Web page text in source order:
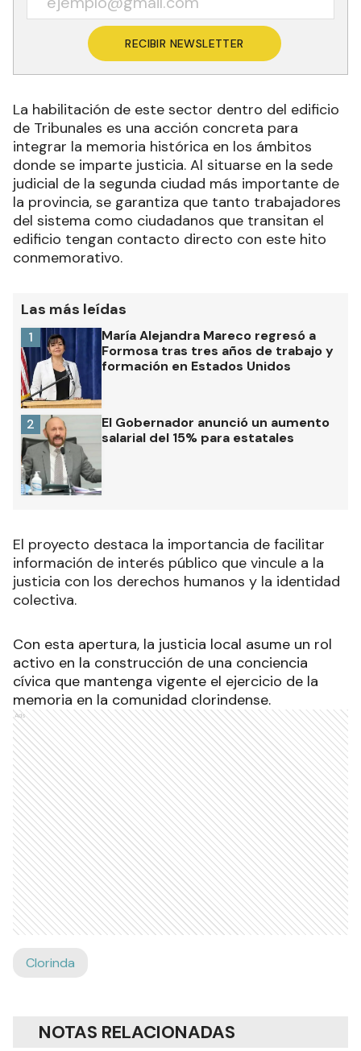
RECIBIR NEWSLETTER
La habilitación de este sector dentro del edificio
de Tribunales es una acción concreta para
integrar la memoria histórica en los ámbitos
donde se imparte justicia. Al situarse en la sede
judicial de la segunda ciudad más importante de
la provincia, se garantiza que tanto trabajadores
del sistema como ciudadanos que transitan el
edificio tengan contacto directo con este hito
conmemorativo.
Las más leídas
María Alejandra Mareco regresó a
Formosa tras tres años de trabajo y
formación en Estados Unidos
1
El Gobernador anunció un aumento
salarial del 15% para estatales
2
El proyecto destaca la importancia de facilitar
información de interés público que vincule a la
justicia con los derechos humanos y la identidad
colectiva.
Con esta apertura, la justicia local asume un rol
activo en la construcción de una conciencia
cívica que mantenga vigente el ejercicio de la
memoria en la comunidad clorindense.
Ads
Clorinda
NOTAS RELACIONADAS